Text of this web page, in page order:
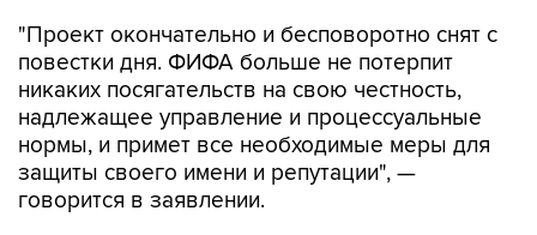
"Проект окончательно и бесповоротно снят с
повестки дня. ФИФА больше не потерпит
никаких посягательств на свою честность,
надлежащее управление и процессуальные
нормы, и примет все необходимые меры для
защиты своего имени и репутации", —
говорится в заявлении.